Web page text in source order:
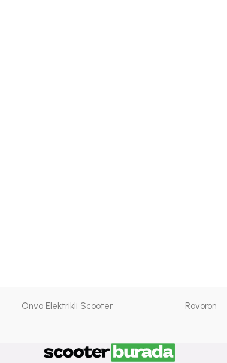
Onvo Elektrikli Scooter Rovoron